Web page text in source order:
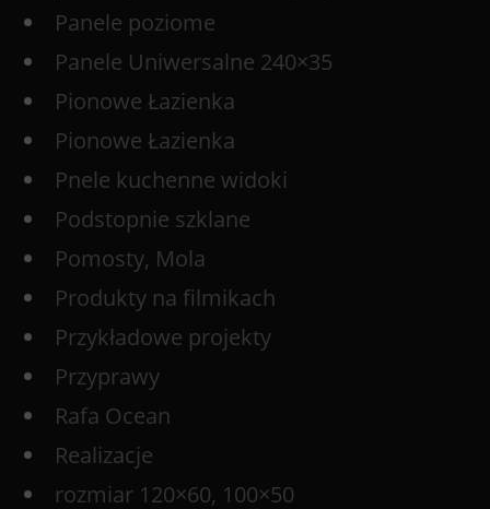
Panele poziome
Panele Uniwersalne 240×35
Pionowe Łazienka
Pionowe Łazienka
Pnele kuchenne widoki
Podstopnie szklane
Pomosty, Mola
Produkty na filmikach
Przykładowe projekty
Przyprawy
Rafa Ocean
Realizacje
rozmiar 120×60, 100×50